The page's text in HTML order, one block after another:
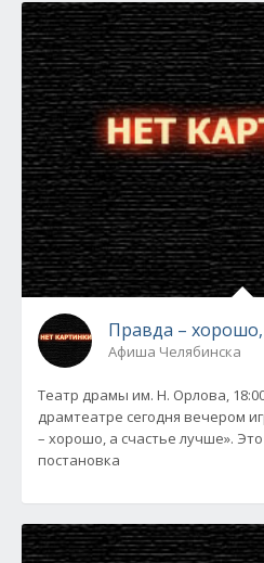
Правда –
Афиша Челябинска
Театр драмы им. Н. Орлова,
драмтеатре сегодня вечером
– хорошо, а счастье лучше».
постановка